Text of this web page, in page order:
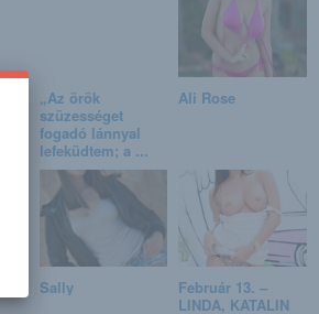
„Az örök
szüzességet
fogadó lánnyal
lefeküdtem; a ...
Ali Rose
Sally
Február 13. –
LINDA, KATALIN